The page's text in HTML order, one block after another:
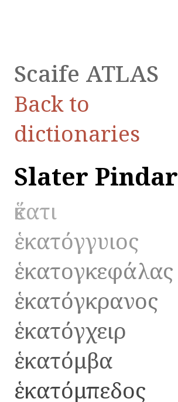
Scaife ATLAS
Back to
dictionaries
Slater Pindar
ἕκατι
ἑκατόγγυιος
ἑκατογκεφάλας
ἑκατόγκρανος
ἑκατόγχειρ
ἑκατόμβα
ἑκατόμπεδος